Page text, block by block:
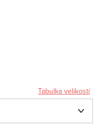
Tabulka velikostí